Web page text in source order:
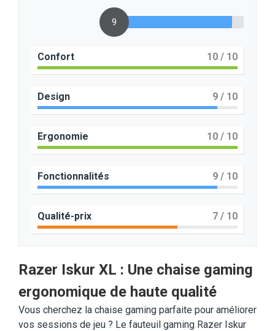
9
Confort 10 / 10
Design 9 / 10
Ergonomie 10 / 10
Fonctionnalités 9 / 10
Qualité-prix 7 / 10
Razer Iskur XL : Une chaise gaming
ergonomique de haute qualité
Vous cherchez la chaise gaming parfaite pour améliorer
vos sessions de jeu ? Le fauteuil gaming Razer Iskur